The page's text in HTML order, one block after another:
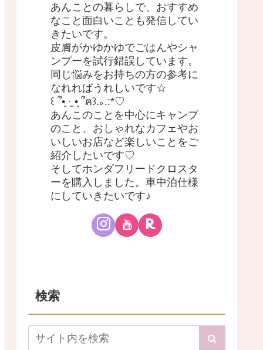
あんことの暮らしで、おすすめ
なこと面白いことも発信してい
きたいです。
皮膚がかゆかゆでごはんやシャ
ンプーを試行錯誤しています。
同じ悩みをお持ちの方の参考に
なれればうれしいです☆
꒰ ՞•͈ ·̫ •͈ ՞ฅ꒱.｡.:*♡
あんこのことを中心にキャンプ
のこと、おしゃれなカフェやお
いしいお店など楽しいことをご
紹介したいです♡
そしてホンダフリードクロスタ
ーを購入しました。車中泊仕様
にしていきたいです♪
検索